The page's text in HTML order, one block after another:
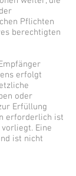
Pflichten
berechtigten
erfolgt
oder
Erfüllung
erforderlich ist
Eine
ist nicht